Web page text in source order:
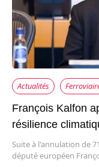
Actualités
François Kalfon
résilience
Suite à l'annulation de
député européen